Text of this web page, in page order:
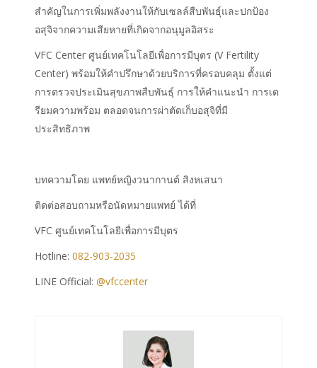
สำคัญในการเพิ่มพลังงานให้กับเซลล์สืบพันธุ์และปกป้อง
อสุจิจากความเสียหายที่เกิดจากอนุมูลอิสระ
VFC Center ศูนย์เทคโนโลยีเพื่อการมีบุตร (V Fertility
Center) พร้อมให้คำปรึกษาด้วยบริการที่ครอบคลุม ตั้งแต่
การตรวจประเมินสุขภาพสืบพันธุ์ การให้คำแนะนำ การเต
รียมความพร้อม ตลอดจนการผ่าตัดเก็บอสุจิที่มี
ประสิทธิภาพ
บทความโดย แพทย์หญิงวนากานต์ สิงหเสนา
ติดต่อสอบถามหรือนัดหมายแพทย์ ได้ที่
VFC ศูนย์เทคโนโลยีเพื่อการมีบุตร
Hotline: 082-903-2035
LINE Official: @vfccenter